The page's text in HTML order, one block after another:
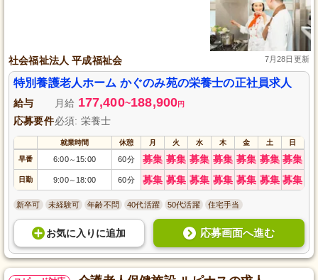
社会福祉法人 平成福祉会 7月28日更新
特別養護老人ホーム かぐのみ苑の栄養士の正社員求人
給与 月給 177,400~188,900円
応募要件必須: 栄養士
就業時間 休憩 月 火 水 木 金 土 日
早番 6:00～ 15:00 60分 募集 募集 募集 募集 募集 募集 募集
日勤 9:00～ 18:00 60分 募集 募集 募集 募集 募集 募集 募集
新卒可 未経験可 年齢不問 40代活躍 50代活躍 住宅手当
お気に入り に追加 応募画面へ進む